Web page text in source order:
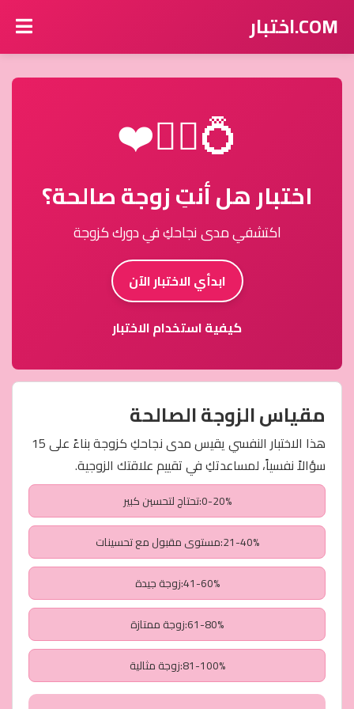
COM.اختبار
💍👰‍♀️❤️
اختبار هل أنتِ زوجة صالحة؟
اكتشفي مدى نجاحكِ في دورك كزوجة
ابدأي الاختبار الآن
كيفية استخدام الاختبار
مقياس الزوجة الصالحة
هذا الاختبار النفسي يقيس مدى نجاحكِ كزوجة بناءً على 15
سؤالاً نفسياً، لمساعدتكِ في تقييم علاقتك الزوجية.
0-20%:تحتاج لتحسين كبير
21-40%:مستوى مقبول مع تحسينات
41-60%:زوجة جيدة
61-80%:زوجة ممتازة
81-100%:زوجة مثالية